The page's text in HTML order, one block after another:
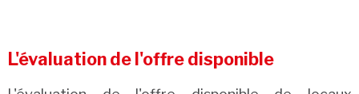
L'évaluation de l'offre disponible